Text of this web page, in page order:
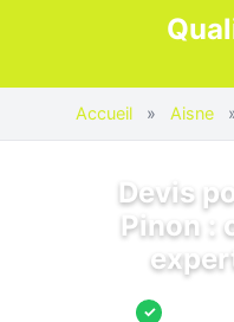
Accueil » Aisne
Devis
Pinon :
✓